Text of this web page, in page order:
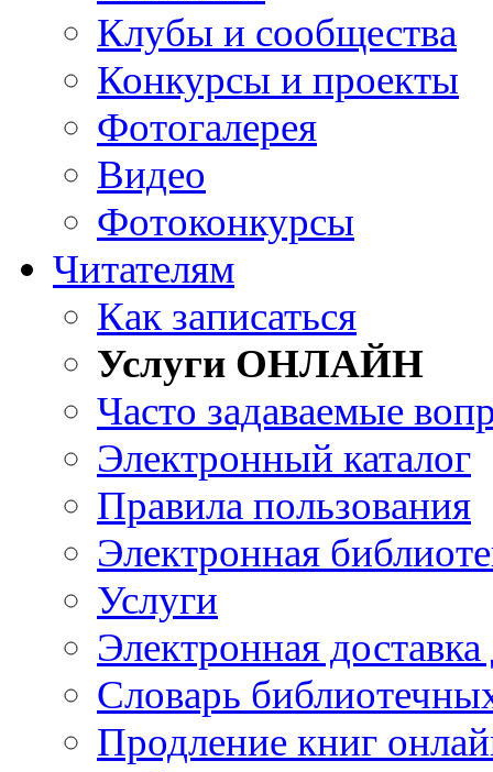
Клубы и сообщества
Конкурсы и проекты
Фотогалерея
Видео
Фотоконкурсы
Читателям
Как записаться
Услуги ОНЛАЙН
Часто задаваемые
Электронный каталог
Правила пользования
Электронная
Услуги
Электронная
Словарь
Продление книг